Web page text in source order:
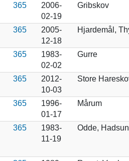
365
2006-
02-19
Gribskov
365
2005-
12-18
Hjardemål,
365
1983-
02-02
Gurre
365
2012-
10-03
Store
365
1996-
01-17
Mårum
365
1983-
11-19
Odde,